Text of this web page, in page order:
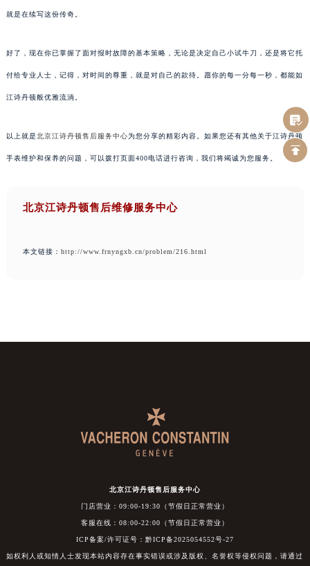
就是在续写这份传奇。
好了，现在你已掌握了面对报时故障的基本策略，无论是决定自己小试牛刀，还是将它托
付给专业人士，记得，对时间的尊重，就是对自己的款待。愿你的每一分每一秒，都能如
江诗丹顿般优雅流淌。
以上就是北京江诗丹顿售后服务中心为您分享的精彩内容。如果您还有其他关于江诗丹顿
手表维护和保养的问题，可以拨打页面400电话进行咨询，我们将竭诚为您服务。
北京江诗丹顿售后维修服务中心
本文链接： http://www.frnyngxb.cn/problem/216.html
北京江诗丹顿售后服务中心
门店营业：09:00-19:30（节假日正常营业）
客服在线：08:00-22:00（节假日正常营业）
ICP备案/许可证号：黔ICP备2025054552号-27
如权利人或知情人士发现本站内容存在事实错误或涉及版权、名誉权等侵权问题，请通过